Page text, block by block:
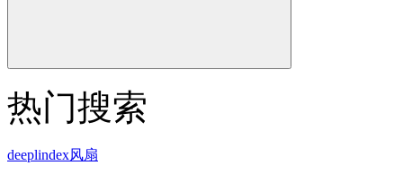
热门搜索
deeplindex风扇